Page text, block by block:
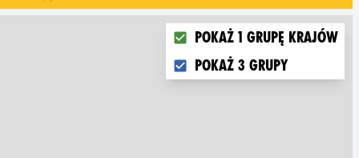
Choose what you want to
Pokaż 1 grupę krajów
Pokaż 3 grupy